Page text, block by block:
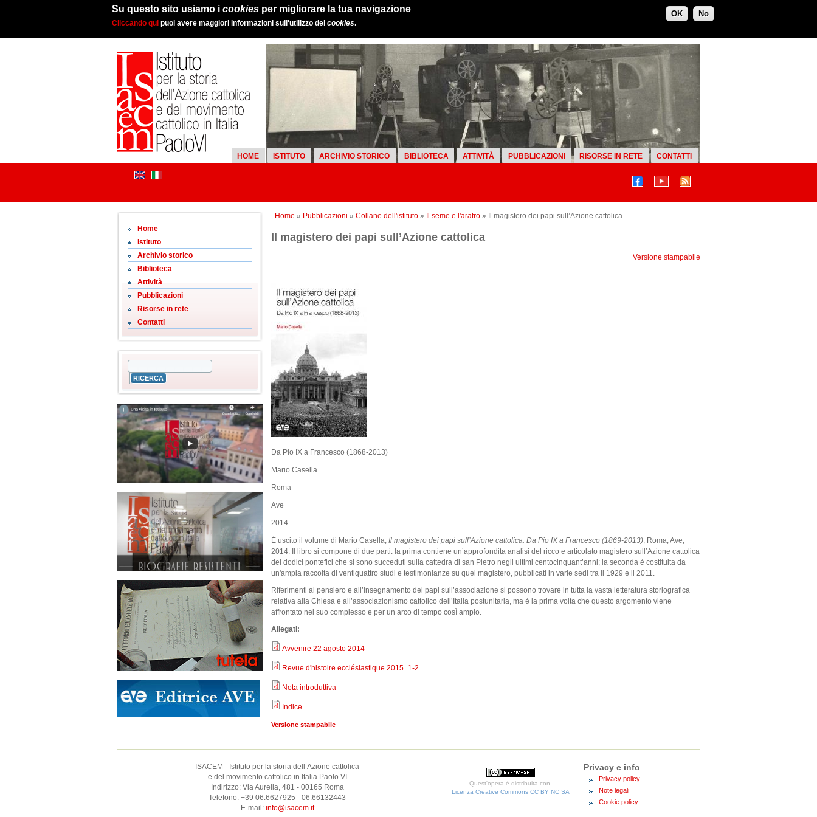
Su questo sito usiamo i cookies per migliorare la tua navigazione
Cliccando qui puoi avere maggiori informazioni sull'utilizzo dei cookies.
OK No
HOME ISTITUTO ARCHIVIO STORICO BIBLIOTECA ATTIVITÀ PUBBLICAZIONI RISORSE IN RETE CONTATTI
Home » Pubblicazioni » Collane dell'istituto» Il seme e l'aratro» Il magistero dei papi sull’Azione cattolica
Home
Istituto
Archivio storico
Biblioteca
Attività
Pubblicazioni
Risorse in rete
Contatti
Il magistero dei papi sull’Azione cattolica
Versione stampabile
Da Pio IX a Francesco (1868-2013)
Mario Casella
Roma
Ave
2014
È uscito il volume di Mario Casella, Il magistero dei papi sull’Azione cattolica. Da Pio IX a Francesco (1869-2013), Roma, Ave,
2014. Il libro si compone di due parti: la prima contiene un’approfondita analisi del ricco e articolato magistero sull’Azione cattolica
dei dodici pontefici che si sono succeduti sulla cattedra di san Pietro negli ultimi centocinquant’anni; la seconda è costituita da
un'ampia raccolta di ventiquattro studi e testimonianze su quel magistero, pubblicati in varie sedi tra il 1929 e il 2011.
Riferimenti al pensiero e all’insegnamento dei papi sull’associazione si possono trovare in tutta la vasta letteratura storiografica
relativa alla Chiesa e all’associazionismo cattolico dell’Italia postunitaria, ma è la prima volta che questo argomento viene
affrontato nel suo complesso e per un arco di tempo così ampio.
Allegati:
Avvenire 22 agosto 2014
Revue d'histoire ecclésiastique 2015_1-2
Nota introduttiva
Indice
Versione stampabile
ISACEM - Istituto per la storia dell’Azione cattolica
e del movimento cattolico in Italia Paolo VI
Indirizzo: Via Aurelia, 481 - 00165 Roma
Telefono: +39 06.6627925 - 06.66132443
E-mail: info@isacem.it
Quest'opera è distribuita con
Licenza Creative Commons CC BY NC SA
Privacy e info
Privacy policy
Note legali
Cookie policy